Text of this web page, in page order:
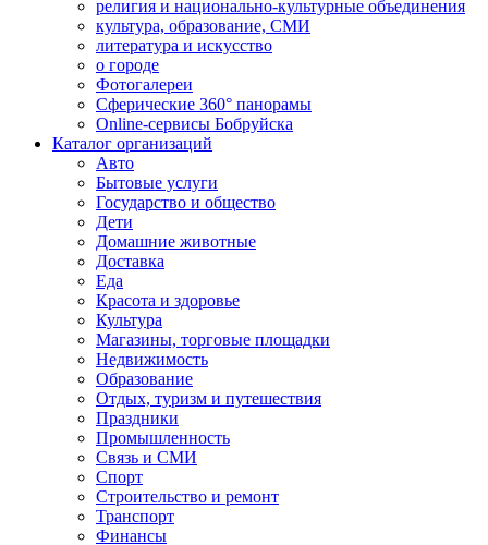
религия и национально-культурные объединения
культура, образование, СМИ
литература и искусство
о городе
Фотогалереи
Сферические 360° панорамы
Online-сервисы Бобруйска
Каталог организаций
Авто
Бытовые услуги
Государство и общество
Дети
Домашние животные
Доставка
Еда
Красота и здоровье
Культура
Магазины, торговые площадки
Недвижимость
Образование
Отдых, туризм и путешествия
Праздники
Промышленность
Связь и СМИ
Спорт
Строительство и ремонт
Транспорт
Финансы